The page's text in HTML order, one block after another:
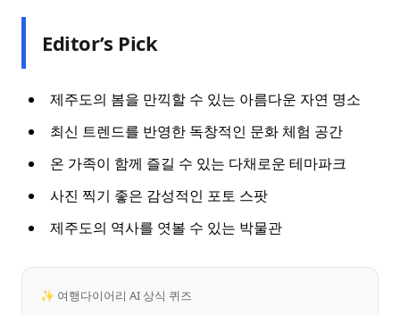
Editor’s Pick
제주도의 봄을 만끽할 수 있는 아름다운 자연 명소
최신 트렌드를 반영한 독창적인 문화 체험 공간
온 가족이 함께 즐길 수 있는 다채로운 테마파크
사진 찍기 좋은 감성적인 포토 스팟
제주도의 역사를 엿볼 수 있는 박물관
✨ 여행다이어리 AI 상식 퀴즈